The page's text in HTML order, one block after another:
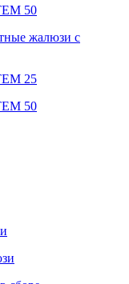
50
жалюзи с
25
50